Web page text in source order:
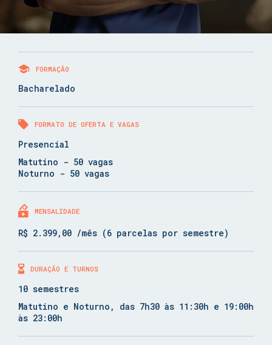
FORMAÇÃO
Bacharelado
FORMATO DE OFERTA E VAGAS
Presencial
Matutino - 50 vagas
Noturno - 50 vagas
MENSALIDADE
R$ 2.399,00 /mês (6 parcelas por semestre)
DURAÇÃO E TURNOS
10 semestres
Matutino e Noturno, das 7h30 às 11:30h e 19:00h
às 23:00h